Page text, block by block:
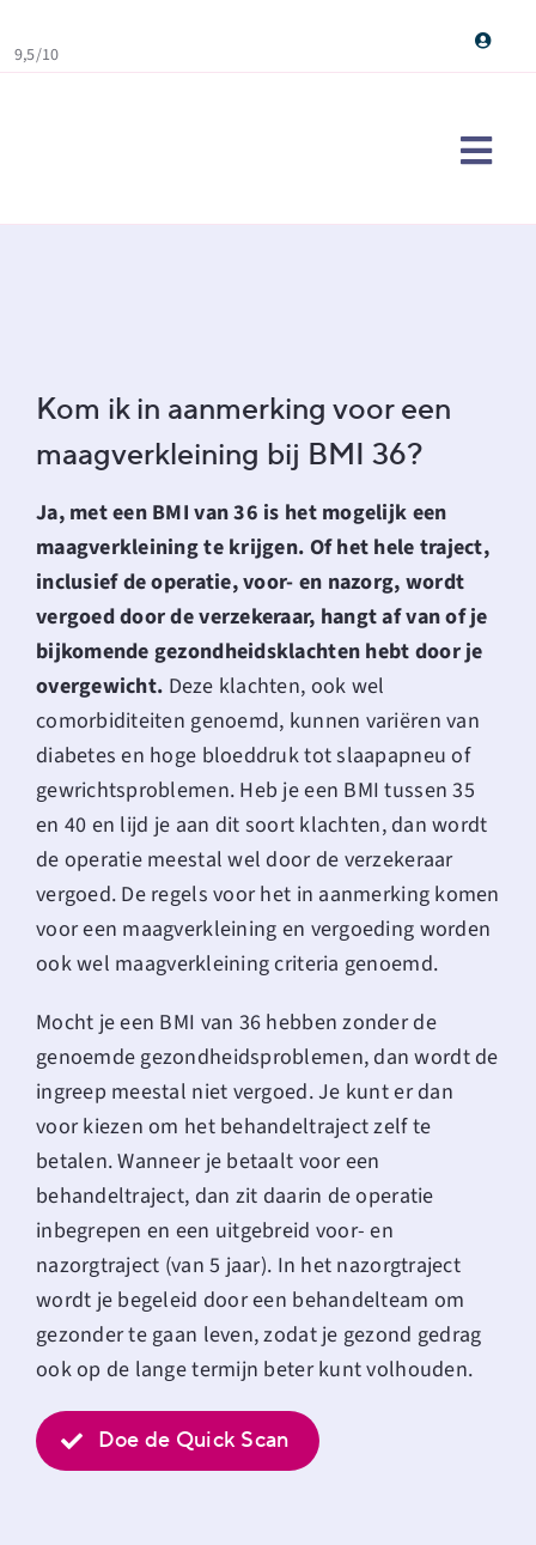
to9,5/10
for:
Kom ik in aanmerking voor een
maagverkleining bij BMI 36?
Ja, met een BMI van 36 is het mogelijk een
maagverkleining te krijgen. Of het hele traject,
inclusief de operatie, voor- en nazorg, wordt
vergoed door de verzekeraar, hangt af van of je
bijkomende gezondheidsklachten hebt door je
overgewicht. Deze klachten, ook wel
comorbiditeiten genoemd, kunnen variëren van
diabetes en hoge bloeddruk tot slaapapneu of
gewrichtsproblemen. Heb je een BMI tussen 35
en 40 en lijd je aan dit soort klachten, dan wordt
de operatie meestal wel door de verzekeraar
vergoed. De regels voor het in aanmerking komen
voor een maagverkleining en vergoeding worden
ook wel maagverkleining criteria genoemd.
Mocht je een BMI van 36 hebben zonder de
genoemde gezondheidsproblemen, dan wordt de
ingreep meestal niet vergoed. Je kunt er dan
voor kiezen om het behandeltrajectzelf te
betalen. Wanneer je betaalt voor een
behandeltraject, dan zit daarin de operatie
inbegrepen en een uitgebreid voor- en
nazorgtraject (van 5 jaar). In het nazorgtraject
wordt je begeleid door een behandelteam om
gezonder te gaan leven, zodat je gezond gedrag
ook op de lange termijn beter kunt volhouden.
Doe de Quick Scan